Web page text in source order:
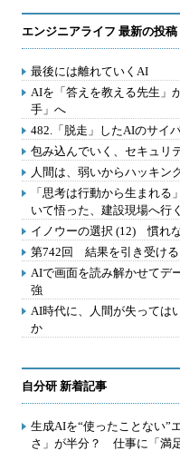
エンジニアライフ 最新の投稿
最後には離れていくAI
AIを「答えを教える先生」
手」へ
482.「脱走」したAIのサイ
包み込んでいく、セキュリ
人間は、弱いからハッキン
「思考は行動から生まれる
いて悟った、建設現場へ行
イノウーの選択 (12) 慣れ
第742回 結果を引き受ける
AIで画面を読み解かせてデ
強
AI時代に、人間が失っては
か
自分研 新着記事
生成AIを“使ったことない”
さ」が半分？ 仕事に「満